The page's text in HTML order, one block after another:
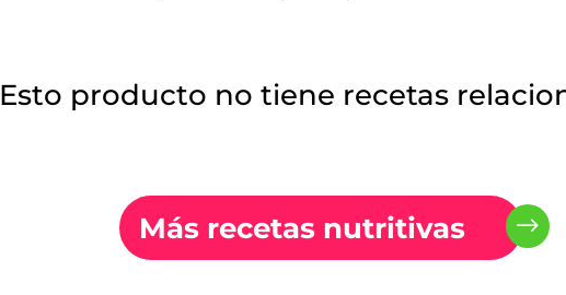
Esto producto no tiene recetas
Más recetas nutritivas